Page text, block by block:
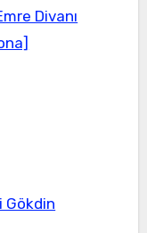
Divanı
Gökdin